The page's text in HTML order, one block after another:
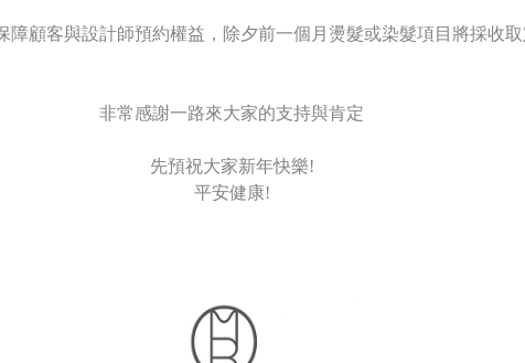
顧客與設計師預約權益，除夕前一個月燙髮或染髮項目將採收取
非常感謝一路來大家的支持與肯定
先預祝大家新年快樂!
平安健康!